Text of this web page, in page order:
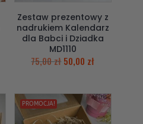
Zestaw prezentowy z
nadrukiem Kalendarz
dla Babci i Dziadka
MD1110
75,00zł 50,00 zł
PROMOCJA!